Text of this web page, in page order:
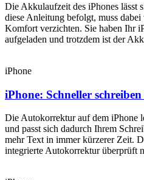
Die Akkulaufzeit des iPhones lässt
diese Anleitung befolgt, muss
Komfort verzichten. Sie haben Ihr
aufgeladen und trotzdem ist der
iPhone
iPhone: Schneller
Die Autokorrektur auf dem iPhone
und passt sich dadurch Ihrem
mehr Text in immer kürzerer Zeit.
integrierte Autokorrektur überprüft